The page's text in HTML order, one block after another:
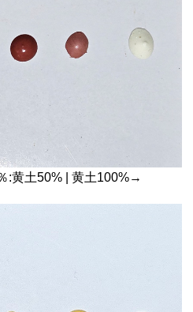
:黄土50% | 黄土100%→